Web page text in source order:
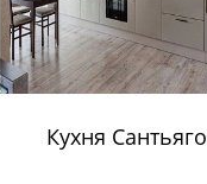
Кухня Сантьяго